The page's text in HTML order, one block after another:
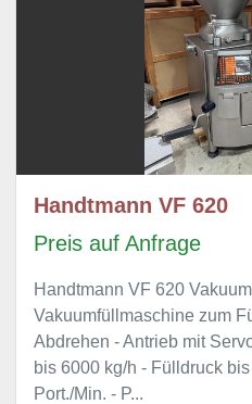
Handtmann VF 620
Preis auf Anfrage
Handtmann VF 620
Vakuumfüllmaschine zum
Abdrehen - Antrieb mit
bis 6000 kg/h - Fülldruck
Port./Min. - P...